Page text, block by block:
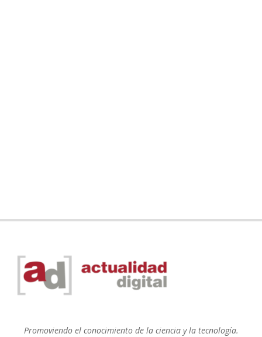
Promoviendo el conocimiento de la ciencia y la tecnología.